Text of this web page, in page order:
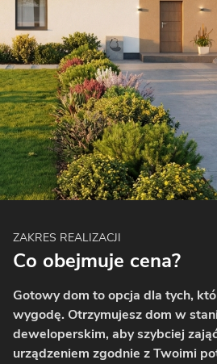
ZAKRES REALIZACJI
Co obejmuje cena?
Gotowy dom to opcja dla tych,
wygodę. Otrzymujesz dom w
deweloperskim, aby szybciej
urządzeniem zgodnie z Twoimi